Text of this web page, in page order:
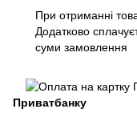
При отриманні
Додатково
суми замовлення
Приватбанку